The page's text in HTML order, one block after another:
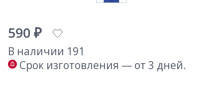
590 ₽
В наличии 191
Срок изготовления — от 3 дней.